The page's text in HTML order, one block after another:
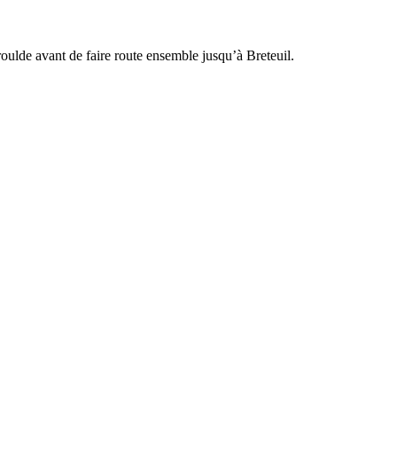
avant de faire route ensemble jusqu’à Breteuil.